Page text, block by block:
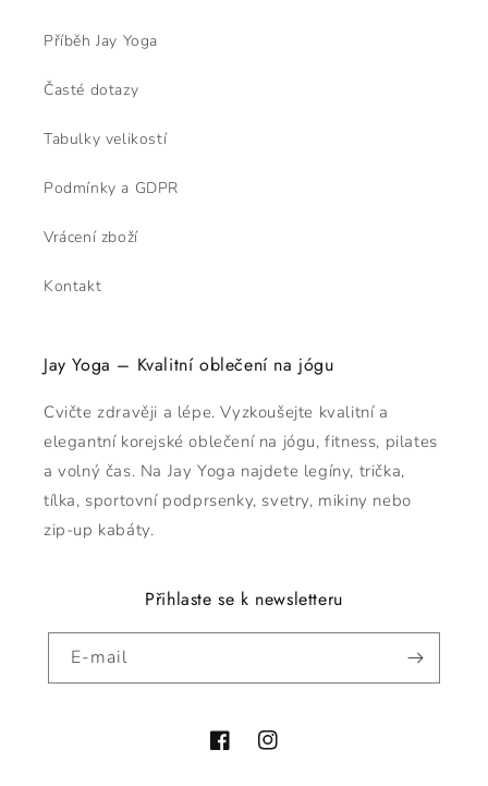
Příběh Jay Yoga
Časté dotazy
Tabulky velikostí
Podmínky a GDPR
Vrácení zboží
Kontakt
Jay Yoga – Kvalitní oblečení na jógu
Cvičte zdravěji a lépe. Vyzkoušejte kvalitní a
elegantní korejské oblečení na jógu, fitness, pilates
a volný čas. Na Jay Yoga najdete legíny, trička,
tílka, sportovní podprsenky, svetry, mikiny nebo
zip-up kabáty.
Přihlaste se k newsletteru
E-mail
FacebookInstagram